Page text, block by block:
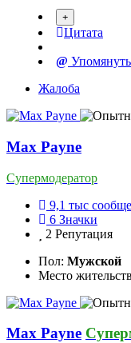
Цитата
Упомянуть
Жалоба
Max Payne
Супермодератор
9,1 тыс
6 Значки
2 Репутация
Пол: Мужской
Место
Max Payne